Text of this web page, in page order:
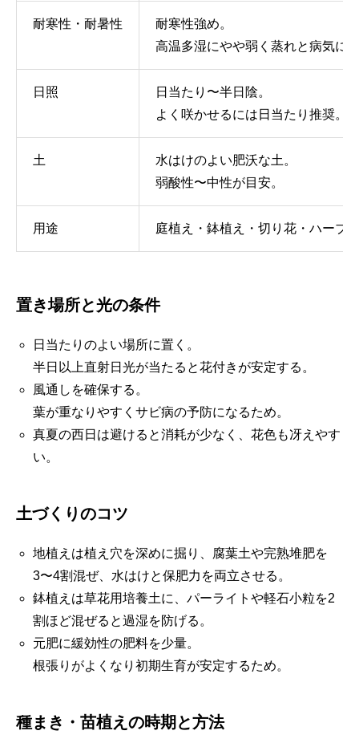
耐寒性・耐暑性
耐寒性強め。
高温多湿にやや弱く蒸れと病気に
日照
日当たり〜半日陰。
よく咲かせるには日当たり推奨。
土
水はけのよい肥沃な土。
弱酸性〜中性が目安。
用途 庭植え・鉢植え・切り花・ハーブ
置き場所と光の条件
日当たりのよい場所に置く。
半日以上直射日光が当たると花付きが安定する。
風通しを確保する。
葉が重なりやすくサビ病の予防になるため。
真夏の西日は避けると消耗が少なく、花色も冴えやす
い。
土づくりのコツ
地植えは植え穴を深めに掘り、腐葉土や完熟堆肥を
3〜4割混ぜ、水はけと保肥力を両立させる。
鉢植えは草花用培養土に、パーライトや軽石小粒を2
割ほど混ぜると過湿を防げる。
元肥に緩効性の肥料を少量。
根張りがよくなり初期生育が安定するため。
種まき・苗植えの時期と方法